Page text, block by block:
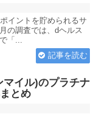
イントを貯められるサ
の調査では、dヘルス
「...
記事を読む
マイル)のプラチナ
とめ